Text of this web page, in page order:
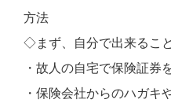
方法
◇まず、自分で出来るこ
・故人の自宅で保険証券
・保険会社からのハガキ